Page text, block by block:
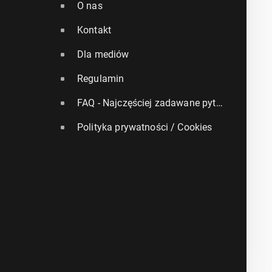
O nas
Kontakt
Dla mediów
Regulamin
FAQ - Najczęściej zadawane pytania
Polityka prywatności / Cookies